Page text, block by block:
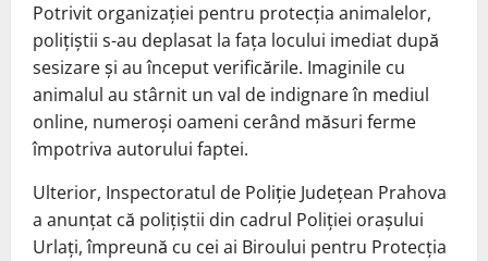
Potrivit organizației pentru protecția animalelor,
polițiștii s-au deplasat la fața locului imediat după
sesizare și au început verificările. Imaginile cu
animalul au stârnit un val de indignare în mediul
online, numeroși oameni cerând măsuri ferme
împotriva autorului faptei.
Ulterior, Inspectoratul de Poliție Județean Prahova
a anunțat că polițiștii din cadrul Poliției orașului
Urlați, împreună cu cei ai Biroului pentru Protecția